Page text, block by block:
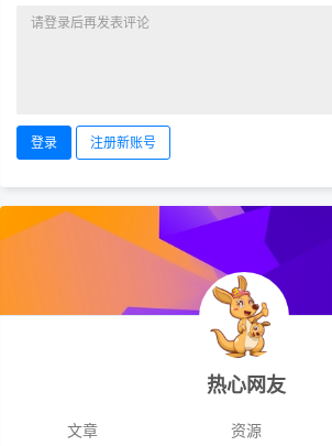
登录 注册新账号
热心网友
文章 资源